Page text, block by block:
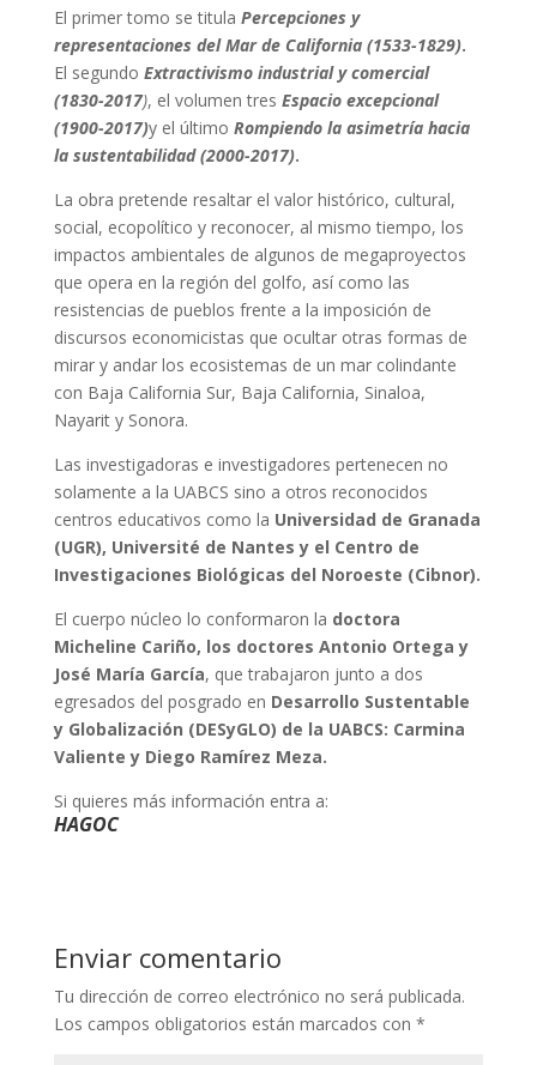
El primer tomo se titula Percepciones y
representaciones del Mar de California (1533-1829).
El segundo Extractivismo industrial y comercial
(1830-2017), el volumen tres Espacio excepcional
(1900-2017)y el último Rompiendo la asimetría hacia
la sustentabilidad (2000-2017).
La obra pretende resaltar el valor histórico, cultural,
social, ecopolítico y reconocer, al mismo tiempo, los
impactos ambientales de algunos de megaproyectos
que opera en la región del golfo, así como las
resistencias de pueblos frente a la imposición de
discursos economicistas que ocultar otras formas de
mirar y andar los ecosistemas de un mar colindante
con Baja California Sur, Baja California, Sinaloa,
Nayarit y Sonora.
Las investigadoras e investigadores pertenecen no
solamente a la UABCS sino a otros reconocidos
centros educativos como la Universidad de Granada
(UGR), Université de Nantes y el Centro de
Investigaciones Biológicas del Noroeste (Cibnor).
El cuerpo núcleo lo conformaron la doctora
Micheline Cariño, los doctores Antonio Ortega y
José María García, que trabajaron junto a dos
egresados del posgrado en Desarrollo Sustentable
y Globalización (DESyGLO) de la UABCS: Carmina
Valiente y Diego Ramírez Meza.
Si quieres más información entra a:
HAGOC
Enviar comentario
Tu dirección de correo electrónico no será publicada.
Los campos obligatorios están marcados con *